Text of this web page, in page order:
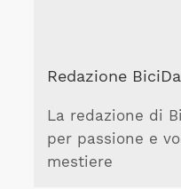
Redazione
La redazione di
per passione e
mestiere